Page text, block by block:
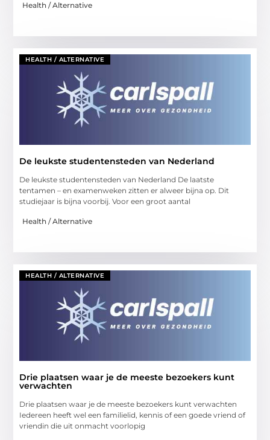
Health / Alternative
HEALTH / ALTERNATIVE
De leukste studentensteden van Nederland
De leukste studentensteden van Nederland De laatste
tentamen – en examenweken zitten er alweer bijna op. Dit
studiejaar is bijna voorbij. Voor een groot aantal
Health / Alternative
HEALTH / ALTERNATIVE
Drie plaatsen waar je de meeste bezoekers kunt
verwachten
Drie plaatsen waar je de meeste bezoekers kunt verwachten
Iedereen heeft wel een familielid, kennis of een goede vriend of
vriendin die uit onmacht voorlopig